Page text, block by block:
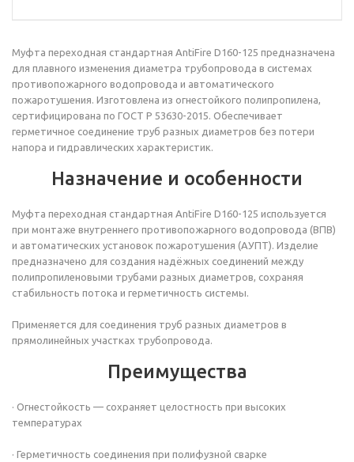
Муфта переходная стандартная AntiFire D160-125 предназначена
для плавного изменения диаметра трубопровода в системах
противопожарного водопровода и автоматического
пожаротушения. Изготовлена из огнестойкого полипропилена,
сертифицирована по ГОСТ Р 53630-2015. Обеспечивает
герметичное соединение труб разных диаметров без потери
напора и гидравлических характеристик.
Назначение и особенности
Муфта переходная стандартная AntiFire D160-125 используется
при монтаже внутреннего противопожарного водопровода (ВПВ)
и автоматических установок пожаротушения (АУПТ). Изделие
предназначено для создания надёжных соединений между
полипропиленовыми трубами разных диаметров, сохраняя
стабильность потока и герметичность системы.
Применяется для соединения труб разных диаметров в
прямолинейных участках трубопровода.
Преимущества
· Огнестойкость — сохраняет целостность при высоких
температурах
· Герметичность соединения при полифузной сварке